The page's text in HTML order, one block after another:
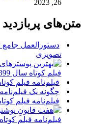
26, 2023
متن‌های پربازدید
دستورالعمل جامع
تصویری
فیلم کوتاه سال 1399
فیلم‌نامه فیلم
چگونه یک فیلم‌نامه
فیلم‌نامه فیلم
فیلم‌نامه فیلم کوتاه